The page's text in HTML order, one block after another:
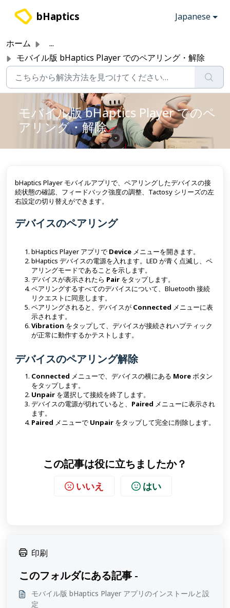
bHaptics Japanese
ホーム
...
モバイル版 bHaptics Player でのペアリング・解除
モバイル版 bHaptics Player でのペ
アリング・解除
bHaptics Player モバイルアプリで、ペアリングしたデバイスの接
続状態の確認、フィードバック強度の調整、Tactosy シリーズの左
右設定の切り替えができます。
デバイスのペアリング
bHaptics Player アプリで Device メニューを開きます。
bHaptics デバイスの電源を入れます。LED が青く点滅し、ペ
アリングモードであることを示します。
デバイスが表示されたら Pair をタップします。
ペアリングするすべてのデバイスについて、Bluetooth 接続
リクエストに同意します。
ペアリングされると、デバイスが Connected メニューに表
示されます。
Vibration をタップして、デバイスが接続されハプティック
が正常に動作するかテストします。
デバイスのペアリング解除
Connected メニューで、デバイスの横にある Moreボタン
をタップします。
Unpair を選択して接続を終了します。
デバイスの電源が切れていると、 Paired メニューに表示され
ます。
Paired メニューで Unpair をタップして完全に削除します。
この記事は役に立ちましたか？
いいえ はい
印刷
このフォルダにある記事 -
モバイル版 bHaptics Player アプリのインストールと設
定